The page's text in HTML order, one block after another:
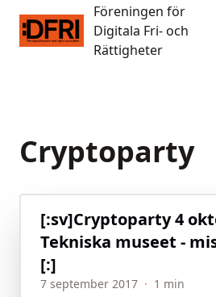
Föreningen för Digitala Fri-
Föreningen för
Digitala Fri- och
Rättigheter
Cryptoparty
[:sv]Cryptoparty 4
Tekniska museet -
[:]
7 september 2017 · 1 min